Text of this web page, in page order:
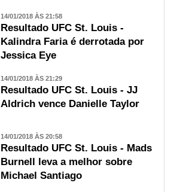
14/01/2018 ÀS 21:58
Resultado UFC St. Louis -
Kalindra Faria é derrotada por
Jessica Eye
14/01/2018 ÀS 21:29
Resultado UFC St. Louis - JJ
Aldrich vence Danielle Taylor
14/01/2018 ÀS 20:58
Resultado UFC St. Louis - Mads
Burnell leva a melhor sobre
Michael Santiago